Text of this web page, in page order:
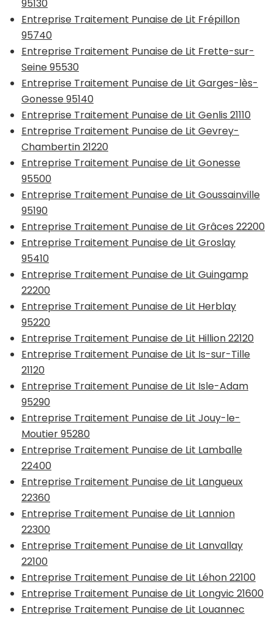
95130
Entreprise Traitement Punaise de Lit Frépillon
95740
Entreprise Traitement Punaise de Lit Frette-sur-
Seine 95530
Entreprise Traitement Punaise de Lit Garges-lès-
Gonesse 95140
Entreprise Traitement Punaise de Lit Genlis 21110
Entreprise Traitement Punaise de Lit Gevrey-
Chambertin 21220
Entreprise Traitement Punaise de Lit Gonesse
95500
Entreprise Traitement Punaise de Lit Goussainville
95190
Entreprise Traitement Punaise de Lit Grâces 22200
Entreprise Traitement Punaise de Lit Groslay
95410
Entreprise Traitement Punaise de Lit Guingamp
22200
Entreprise Traitement Punaise de Lit Herblay
95220
Entreprise Traitement Punaise de Lit Hillion 22120
Entreprise Traitement Punaise de Lit Is-sur-Tille
21120
Entreprise Traitement Punaise de Lit Isle-Adam
95290
Entreprise Traitement Punaise de Lit Jouy-le-
Moutier 95280
Entreprise Traitement Punaise de Lit Lamballe
22400
Entreprise Traitement Punaise de Lit Langueux
22360
Entreprise Traitement Punaise de Lit Lannion
22300
Entreprise Traitement Punaise de Lit Lanvallay
22100
Entreprise Traitement Punaise de Lit Léhon 22100
Entreprise Traitement Punaise de Lit Longvic 21600
Entreprise Traitement Punaise de Lit Louannec